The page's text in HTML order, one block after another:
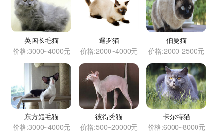
英国长毛猫
价格:3000~4000元
暹罗猫
价格:2000~4000元
伯曼猫
价格:2000-2500元
东方短毛猫
价格:3000~4000元
彼得秃猫
价格:500~20000元
卡尔特猫
价格:6000~8000元